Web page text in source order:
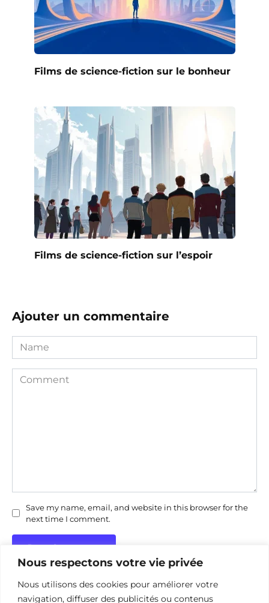
Nous respectons votre vie privée
Nous utilisons des cookies pour améliorer votre
navigation, diffuser des publicités ou contenus
Films de science-fiction sur le bonheur
Films de science-fiction sur l’espoir
Ajouter un commentaire
Name
Comment
Save my name, email, and website in this browser for the
next time I comment.